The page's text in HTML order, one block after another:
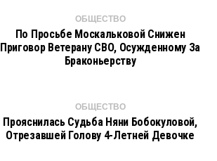
ОБЩЕСТВО
По Просьбе Москальковой Снижен
Приговор Ветерану СВО, Осужденному За
Браконьерству
ОБЩЕСТВО
Прояснилась Судьба Няни Бобокуловой,
Отрезавшей Голову 4-Летней Девочке